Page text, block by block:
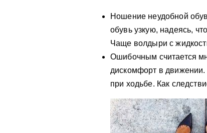
Ношение неудобной
обувь узкую, надеясь,
Чаще волдыри с
Ошибочным считается
дискомфорт в
при ходьбе. Как